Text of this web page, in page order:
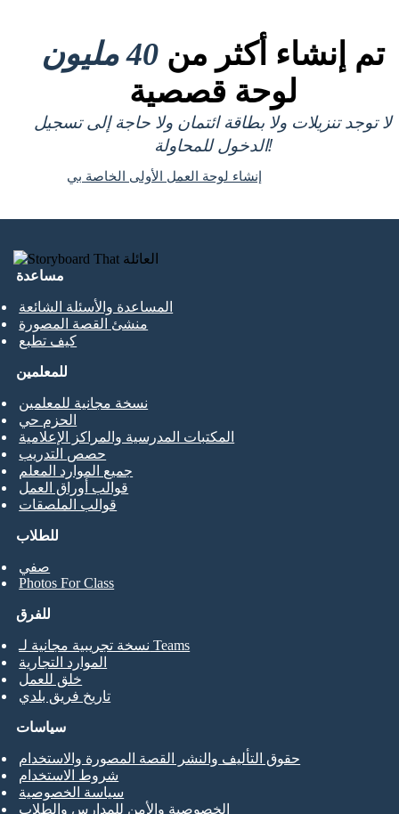
تم إنشاء أكثر من 40 مليون
لوحة قصصية
لا توجد تنزيلات ولا بطاقة ائتمان ولا حاجة إلى تسجيل
الدخول للمحاولة!
إنشاء لوحة العمل الأولى الخاصة بي
مساعدة
المساعدة والأسئلة الشائعة
منشئ القصة المصورة
كيف تطبع
للطلاب
صفي
Photos For Class
للمعلمين
نسخة مجانية للمعلمين
الحزم حي
المكتبات المدرسية والمراكز الإعلامية
حصص التدريب
جميع الموارد المعلم
قوالب أوراق العمل
قوالب الملصقات
للفرق
نسخة تجريبية مجانية لـ Teams
الموارد التجارية
خلق للعمل
تاريخ فريق بلدي
سياسات
حقوق التأليف والنشر القصة المصورة والاستخدام
شروط الاستخدام
سياسة الخصوصية
الخصوصية والأمن للمدارس والطلاب